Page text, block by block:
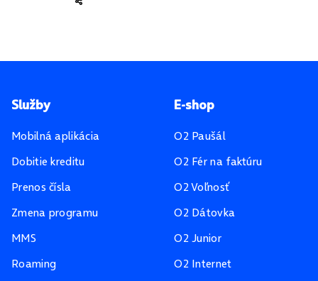
Pätička stránky
Služby
Mobilná aplikácia
Dobitie kreditu
Prenos čísla
Zmena programu
MMS
Roaming
E-shop
O2 Paušál
O2 Fér na faktúru
O2 Voľnosť
O2 Dátovka
O2 Junior
O2 Internet